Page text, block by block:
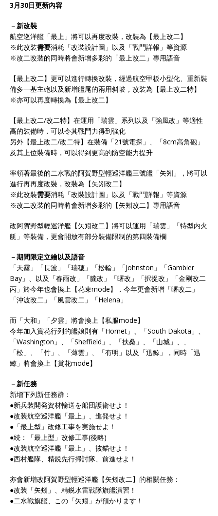
3月30日更新內容
－新改裝
航空巡洋艦「最上」將可以再度改裝，改裝為【最上改二】
※此改裝需要消耗「改裝設計圖」以及「戰鬥詳報」等資源
※改二改裝的同時將會新增多彩的「最上改二」專用語音
【最上改二】更可以進行轉換改裝，經過航空甲板小型化、重新裝
備多一基主砲以及新增艦尾的兩用斜坡，改裝為【最上改二特】
※亦可以再度轉換為【最上改二】
【最上改二/改二特】在運用「瑞雲」系列以及「強風改」等適性
高的裝備時，可以令其戰鬥力得到強化
另外【最上改二/改二特】在裝備「21號電探」、「8cm高角砲」
及其上位裝備時，可以得到更高的防空能力提升
率領著最後的二水戰的阿賀野型輕巡洋艦三號艦「矢矧」，將可以
進行再再度改裝，改裝為【矢矧改二】
※此改裝需要消耗「改裝設計圖」以及「戰鬥詳報」等資源
※改二改裝的同時將會新增多彩的【矢矧改二】專用語音
改阿賀野型輕巡洋艦【矢矧改二】將可以運用「瑞雲」「特型内火
艇」等裝備，更會開放有部分裝備限制的第四裝備欄
－期間限定立繪以及語音
「天霧」「長波」「瑞穂」「松輪」「Johnston」「Gambier
Bay」、以及「春雨改」「朧改」「曙改」「択捉改」「金剛改二
丙」於今年也會換上【花束mode】，今年更會新增「曙改二」
「沖波改二」「風雲改二」「Helena」
而「大和」「夕雲」將會換上【私服mode】
今年加入賞花行列的艦娘則有「Hornet」、「South Dakota」、
「Washington」、「Sheffield」、「扶桑」、「山城」、、
「松」、「竹」、「薄雲」、「有明」以及「迅鯨」，同時「迅
鯨」將會換上【賞花mode】
－新任務
新增下列新任務群：
●新兵装開発資材輸送を船団護衛せよ！
●改装航空巡洋艦「最上」、進発せよ！
●「最上型」改修工事を実施せよ！
●続：「最上型」改修工事(後略)
●改装航空巡洋艦「最上」、抜錨せよ！
●西村艦隊、精鋭先行掃討隊、前進せよ！
亦會新增改阿賀野型輕巡洋艦【矢矧改二】的相關任務：
●改装「矢矧」、精鋭水雷戦隊旗艦演習！
●二水戦旗艦、この「矢矧」が預かります！